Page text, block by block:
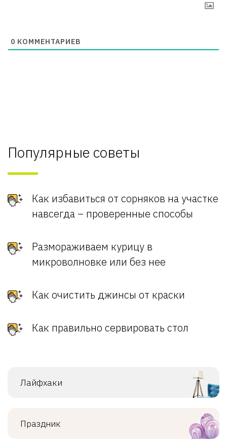
0 КОММЕНТАРИЕВ
Популярные советы
Как избавиться от сорняков на участке
навсегда – проверенные способы
Размораживаем курицу в
микроволновке или без нее
Как очистить джинсы от краски
Как правильно сервировать стол
Лайфхаки
Праздник